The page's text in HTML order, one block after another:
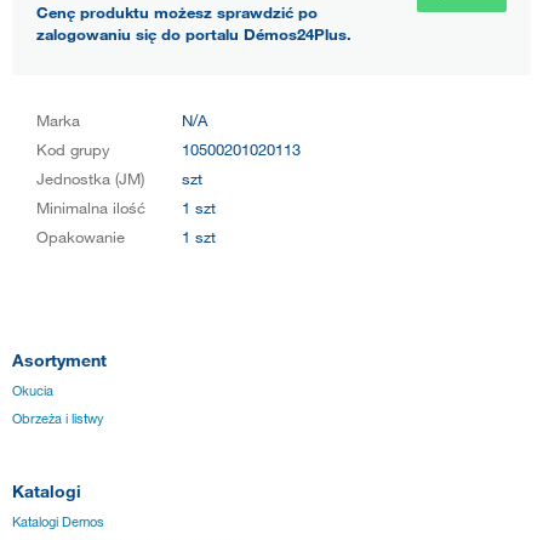
Cenę produktu możesz sprawdzić po
zalogowaniu się do portalu Démos24Plus.
Marka
N/A
Kod grupy
10500201020113
Jednostka (JM)
szt
Minimalna ilość
1 szt
Opakowanie
1 szt
Asortyment
Okucia
Obrzeża i listwy
Katalogi
Katalogi Demos